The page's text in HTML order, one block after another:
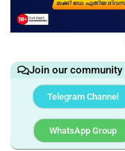
Join our community
Telegram Channel
WhatsApp Group